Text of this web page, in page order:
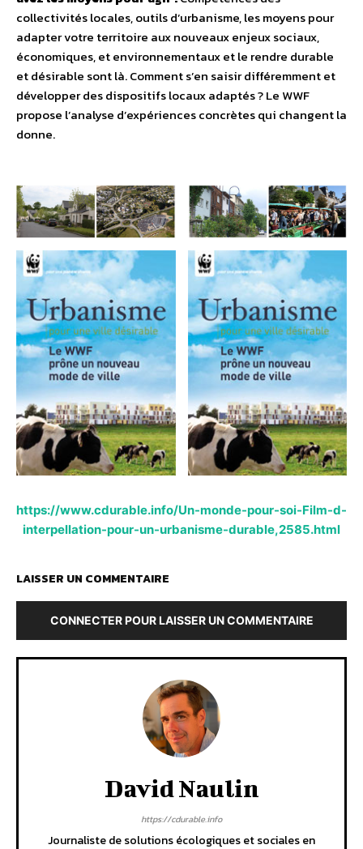
collectivités locales, outils d’urbanisme, les moyens pour
adapter votre territoire aux nouveaux enjeux sociaux,
économiques, et environnementaux et le rendre durable
et désirable sont là. Comment s’en saisir différemment et
développer des dispositifs locaux adaptés ? Le WWF
propose l’analyse d’expériences concrètes qui changent la
donne.
https://www.cdurable.info/Un-monde-pour-soi-Film-d-
interpellation-pour-un-urbanisme-durable,2585.html
LAISSER UN COMMENTAIRE
CONNECTER POUR LAISSER UN COMMENTAIRE
David Naulin
https://cdurable.info
Journaliste de solutions écologiques et sociales en